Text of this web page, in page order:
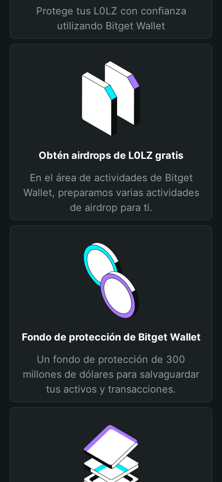
Protege tus L0LZ con confianza
utilizando Bitget Wallet
Obtén airdrops de L0LZ gratis
En el área de actividades de Bitget
Wallet, preparamos varias actividades
de airdrop para ti.
Fondo de protección de Bitget Wallet
Un fondo de protección de 300
millones de dólares para salvaguardar
tus activos y transacciones.